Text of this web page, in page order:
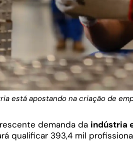
está apostando na criação de
demanda da indústria
qualificar 393,4 mil